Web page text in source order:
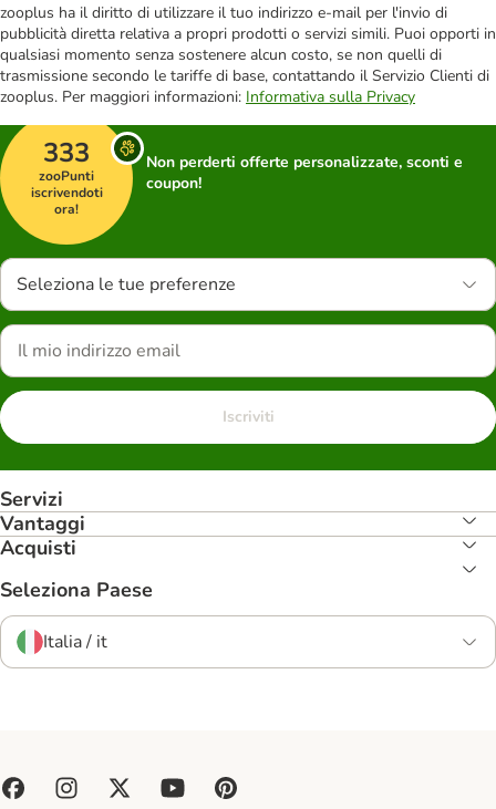
zooplus ha il diritto di utilizzare il tuo indirizzo e-mail per l'invio di
pubblicità diretta relativa a propri prodotti o servizi simili. Puoi opporti in
qualsiasi momento senza sostenere alcun costo, se non quelli di
trasmissione secondo le tariffe di base, contattando il Servizio Clienti di
zooplus. Per maggiori informazioni: Informativa sulla Privacy
333
zooPunti
iscrivendoti
ora!
Non perderti offerte personalizzate, sconti e
coupon!
Seleziona le tue preferenze
Iscriviti
Servizi
Vantaggi
Acquisti
Seleziona Paese
Italia / it